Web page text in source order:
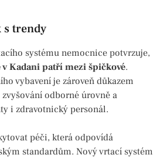
s trendy
systému nemocnice potvrzuje,
Kadani patří mezi špičkové.
vybavení je zároveň důkazem
odborné úrovně a
i zdravotnický personál.
péči, která odpovídá
standardům. Nový vrtací systém